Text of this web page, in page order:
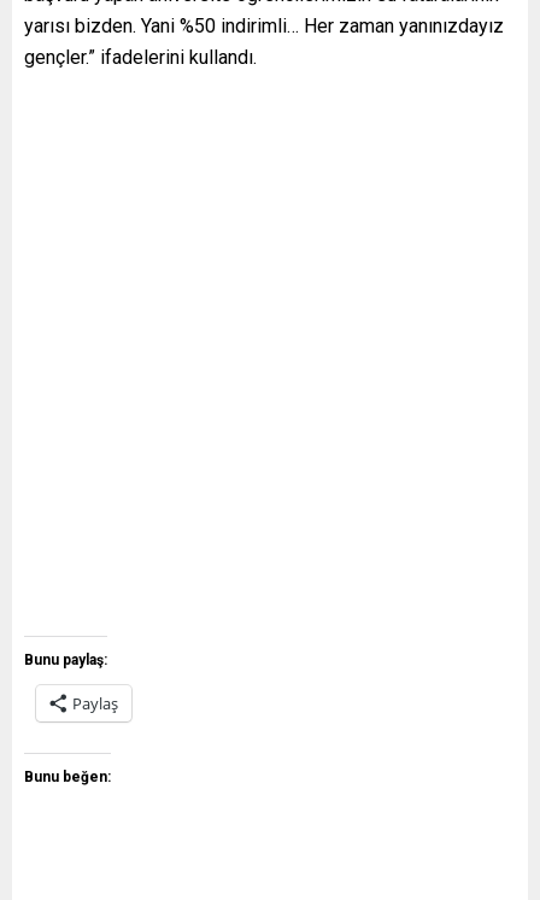
yarısı bizden. Yani %50 indirimli… Her zaman yanınızdayız
gençler.” ifadelerini kullandı.
Bunu paylaş:
Paylaş
Bunu beğen: